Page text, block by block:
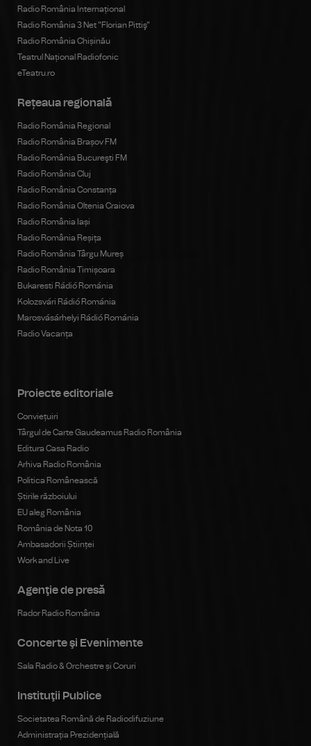
Radio România Internațional
Radio România 3 Net "Florian Pittiş"
Radio România Chișinău
Teatrul Național Radiofonic
eTeatru.ro
Rețeaua regională
Radio România Regional
Radio România Brașov FM
Radio România Bucureşti FM
Radio România Cluj
Radio România Constanța
Radio România Oltenia Craiova
Radio România Iași
Radio România Reșița
Radio România Târgu Mureș
Radio România Timișoara
Bukaresti Rádió Románia
Kolozsvári Rádió Románia
Marosvásárhelyi Rádió Románia
Radio Vacanța
Proiecte editoriale
Conviețuiri
Târgul de Carte Gaudeamus Radio România
Editura Casa Radio
Arhiva Radio România
Politica Românească
Știrile războiului
EU aleg România
România de Nota 10
Ambasadorii Științei
Work and Live
Agenţie de presă
Rador Radio România
Concerte şi Evenimente
Sala Radio & Orchestre și Coruri
Instituţii Publice
Societatea Română de Radiodifuziune
Administrația Prezidențială